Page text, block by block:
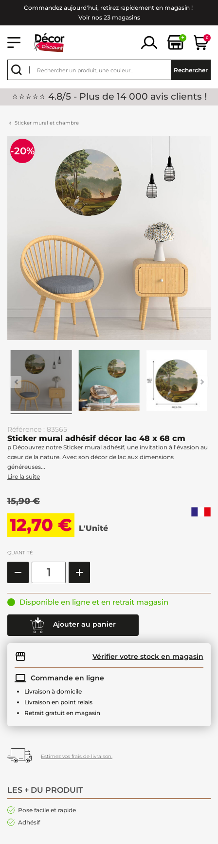
Commandez aujourd'hui, retirez rapidement en magasin !
Voir nos 23 magasins
+ 0
Rechercher
⭐⭐⭐⭐⭐ 4.8/5 - Plus de 14 000 avis clients !
Sticker mural et chambre
-20%
Référence : 83565
Sticker mural adhésif décor lac 48 x 68 cm
p Découvrez notre Sticker mural adhésif, une invitation à l'évasion au
cœur de la nature. Avec son décor de lac aux dimensions
généreuses...
Lire la suite
15,90 €
12,70 € L'Unité
QUANTITÉ
Disponible en ligne et en retrait magasin
Ajouter au panier
Vérifier votre stock en magasin
Commande en ligne
Livraison à domicile
Livraison en point relais
Retrait gratuit en magasin
Estimez vos frais de livraison.
LES + DU PRODUIT
Pose facile et rapide
Adhésif